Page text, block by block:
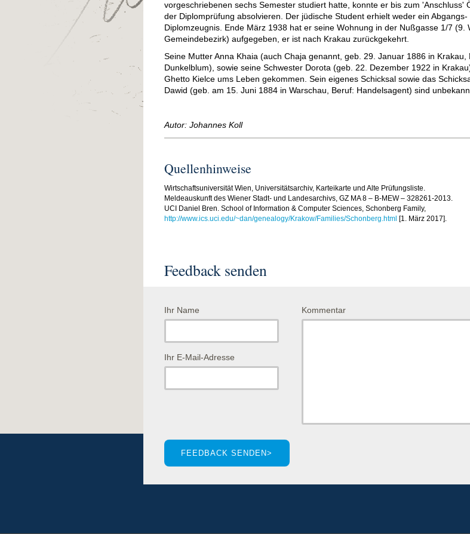
vorgeschriebenen sechs Semester studiert hatte, konnte er bis zum 'Anschluss'
der Diplomprüfung absolvieren. Der jüdische Student erhielt weder ein Abgangs-
Diplomzeugnis. Ende März 1938 hat er seine Wohnung in der Nußgasse 1/7 (9.
Gemeindebezirk) aufgegeben, er ist nach Krakau zurückgekehrt.
Seine Mutter Anna Khaia (auch Chaja genannt, geb. 29. Januar 1886 in Krakau,
Dunkelblum), sowie seine Schwester Dorota (geb. 22. Dezember 1922 in
Ghetto Kielce ums Leben gekommen. Sein eigenes Schicksal sowie das
Dawid (geb. am 15. Juni 1884 in Warschau, Beruf: Handelsagent) sind
Autor: Johannes Koll
Quellenhinweise
Wirtschaftsuniversität Wien, Universitätsarchiv, Karteikarte und Alte Prüfungsliste.
Meldeauskunft des Wiener Stadt- und Landesarchivs, GZ MA 8 – B-MEW – 328261-2013.
UCI Daniel Bren. School of Information & Computer Sciences, Schonberg Family,
http://www.ics.uci.edu/~dan/genealogy/Krakow/Families/Schonberg.html [1. März 2017].
Feedback senden
Ihr Name
Ihr E-Mail-Adresse
Kommentar